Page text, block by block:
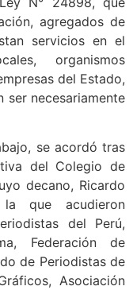
agregados de
servicios en el
organismos
del Estado,
ser necesariamente
se acordó tras
del Colegio de
decano, Ricardo
que acudieron
del Perú,
Federación de
de Periodistas de
Asociación